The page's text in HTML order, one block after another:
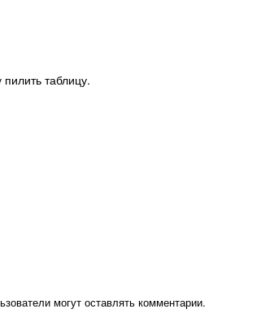
таблицу.
могут оставлять комментарии.